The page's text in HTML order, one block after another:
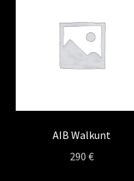
AIB Walkunt
290 €